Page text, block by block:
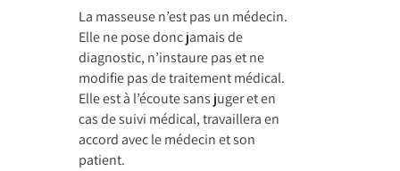
La masseuse n’est pas un médecin.
Elle ne pose donc jamais de
diagnostic, n’instaure pas et ne
modifie pas de traitement médical.
Elle est à l’écoute sans juger et en
cas de suivi médical, travaillera en
accord avec le médecin et son
patient.